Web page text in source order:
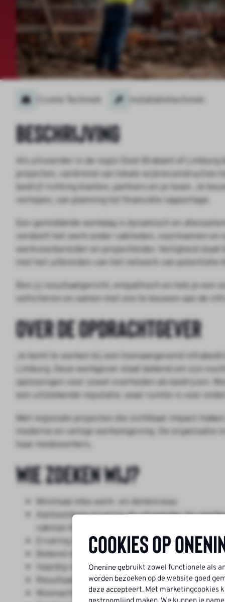
Civiele Techniek Installatietechniek
Beschrijving
Als uitvoerder in de regio Oost-Brabant of
projecten, variërend van lokale wijkreconstructies
bedrijf richting klanten, partners en je team. Je
verlopen, van planning tot financiële rapportage.
Een gemiddelde werkdag is dynamisch en
verdeelt het werk onder vaklieden, voormannen en
werkvoorbereider en projectleider. Veiligheid
met het uitbreiden van het netwerk van potentiële
Ben jij resultaatgericht, empathisch en heb je een
solliciteren en samen met ons te bouwen aan de
Over de opdrachtgever
Je komt te werken bij een toonaangevend
Limburg. Deze werkgever staat bekend om zijn
oplossingen voor zowel overheden als bedrijven.
een uitstekende reputatie, waar ruimte is voor
Met regionale projecten die zichtbaar impact
moderne en veilige werkomgeving. De
haar medewerkers.
Wie zoeken wij?
Minimaal mbo werk- en denkniveau
Aantoonbare ervaring als uitvoerder, bij
vakman klaar voor een volgende stap
Ervaring met het aansturen van teams en het
Bekend met het lezen en interpreteren van
Vaardig in het plannen en faseren van civiele
Resultaatgericht, empathisch en
Woonachtig in de regio Oost-Brabant of
Cookies op
Onenine gebruikt zowel functionele als
worden bezoeken op de website goed
deze accepteert. Met marketingcookies